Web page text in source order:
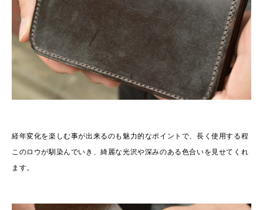
経年変化を楽しむ事が出来るのも魅力的なポイントで、長く使用する程
このロウが馴染んでいき、綺麗な光沢や深みのある色合いを見せてくれ
ます。